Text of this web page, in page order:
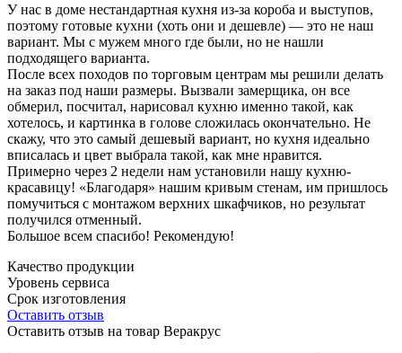
У нас в доме нестандартная кухня из-за короба и выступов,
поэтому готовые кухни (хоть они и дешевле) — это не наш
вариант. Мы с мужем много где были, но не нашли
подходящего варианта.
После всех походов по торговым центрам мы решили делать
на заказ под наши размеры. Вызвали замерщика, он все
обмерил, посчитал, нарисовал кухню именно такой, как
хотелось, и картинка в голове сложилась окончательно. Не
скажу, что это самый дешевый вариант, но кухня идеально
вписалась и цвет выбрала такой, как мне нравится.
Примерно через 2 недели нам установили нашу кухню-
красавицу! «Благодаря» нашим кривым стенам, им пришлось
помучиться с монтажом верхних шкафчиков, но результат
получился отменный.
Большое всем спасибо! Рекомендую!
Качество продукции
Уровень сервиса
Срок изготовления
Оставить отзыв
Оставить отзыв на товар Веракрус